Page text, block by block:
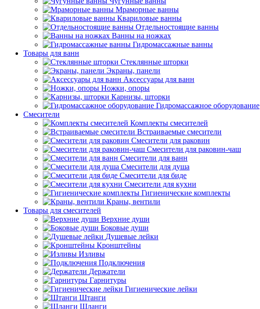
Мраморные ванны
Квариловые ванны
Отдельностоящие ванны
Ванны на ножках
Гидромассажные ванны
Товары для ванн
Стеклянные шторки
Экраны, панели
Аксессуары для ванн
Ножки, опоры
Карнизы, шторки
Гидромассажное оборудование
Смесители
Комплекты смесителей
Встраиваемые смесители
Смесители для раковин
Смесители для раковин-чаш
Смесители для ванн
Смесители для душа
Смесители для биде
Смесители для кухни
Гигиенические комплекты
Краны, вентили
Товары для смесителей
Верхние души
Боковые души
Душевые лейки
Кронштейны
Изливы
Подключения
Держатели
Гарнитуры
Гигиенические лейки
Штанги
Шланги